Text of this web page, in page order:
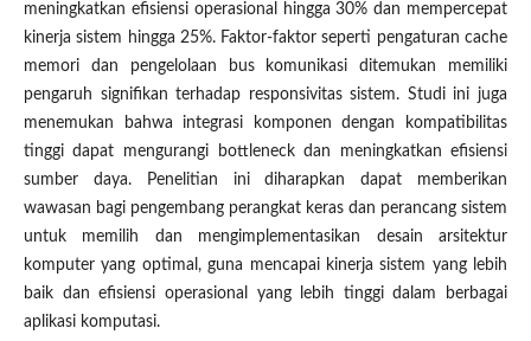
meningkatkan efisiensi operasional hingga 30% dan mempercepat
kinerja sistem hingga 25%. Faktor-faktor seperti pengaturan cache
memori dan pengelolaan bus komunikasi ditemukan memiliki
pengaruh signifikan terhadap responsivitas sistem. Studi ini juga
menemukan bahwa integrasi komponen dengan kompatibilitas
tinggi dapat mengurangi bottleneck dan meningkatkan efisiensi
sumber daya. Penelitian ini diharapkan dapat memberikan
wawasan bagi pengembang perangkat keras dan perancang sistem
untuk memilih dan mengimplementasikan desain arsitektur
komputer yang optimal, guna mencapai kinerja sistem yang lebih
baik dan efisiensi operasional yang lebih tinggi dalam berbagai
aplikasi komputasi.